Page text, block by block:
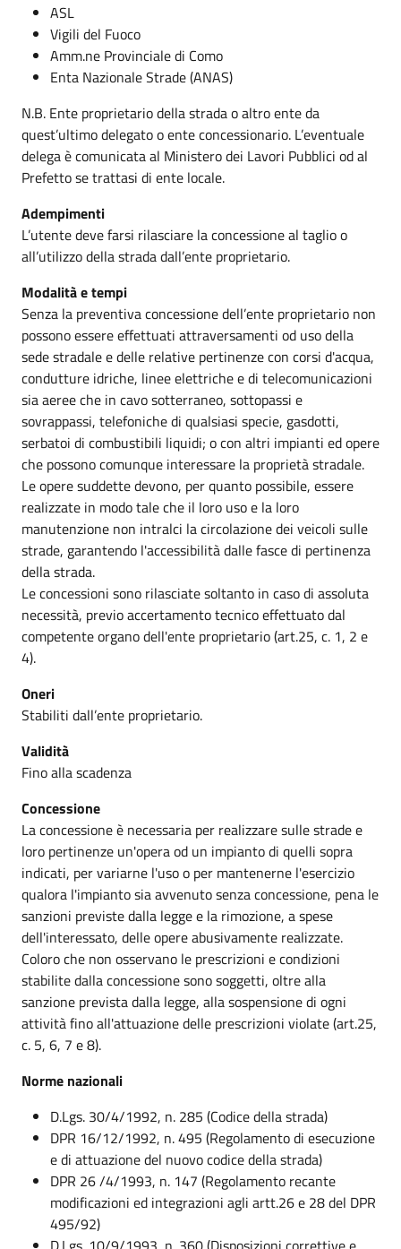
ASL
Vigili del Fuoco
Amm.ne Provinciale di Como
Enta Nazionale Strade (ANAS)
N.B. Ente proprietario della strada o altro ente da
quest’ultimo delegato o ente concessionario. L’eventuale
delega è comunicata al Ministero dei Lavori Pubblici od al
Prefetto se trattasi di ente locale.
Adempimenti
L’utente deve farsi rilasciare la concessione al taglio o
all’utilizzo della strada dall’ente proprietario.
Modalità e tempi
Senza la preventiva concessione dell’ente proprietario non
possono essere effettuati attraversamenti od uso della
sede stradale e delle relative pertinenze con corsi d'acqua,
condutture idriche, linee elettriche e di telecomunicazioni
sia aeree che in cavo sotterraneo, sottopassi e
sovrappassi, telefoniche di qualsiasi specie, gasdotti,
serbatoi di combustibili liquidi; o con altri impianti ed opere
che possono comunque interessare la proprietà stradale.
Le opere suddette devono, per quanto possibile, essere
realizzate in modo tale che il loro uso e la loro
manutenzione non intralci la circolazione dei veicoli sulle
strade, garantendo l'accessibilità dalle fasce di pertinenza
della strada.
Le concessioni sono rilasciate soltanto in caso di assoluta
necessità, previo accertamento tecnico effettuato dal
competente organo dell'ente proprietario (art.25, c. 1, 2 e
4).
Oneri
Stabiliti dall’ente proprietario.
Validità
Fino alla scadenza
Concessione
La concessione è necessaria per realizzare sulle strade e
loro pertinenze un'opera od un impianto di quelli sopra
indicati, per variarne l'uso o per mantenerne l'esercizio
qualora l'impianto sia avvenuto senza concessione, pena le
sanzioni previste dalla legge e la rimozione, a spese
dell'interessato, delle opere abusivamente realizzate.
Coloro che non osservano le prescrizioni e condizioni
stabilite dalla concessione sono soggetti, oltre alla
sanzione prevista dalla legge, alla sospensione di ogni
attività fino all'attuazione delle prescrizioni violate (art.25,
c. 5, 6, 7 e 8).
Norme nazionali
D.Lgs. 30/4/1992, n. 285 (Codice della strada)
DPR 16/12/1992, n. 495 (Regolamento di esecuzione
e di attuazione del nuovo codice della strada)
DPR 26 /4/1993, n. 147 (Regolamento recante
modificazioni ed integrazioni agli artt.26 e 28 del DPR
495/92)